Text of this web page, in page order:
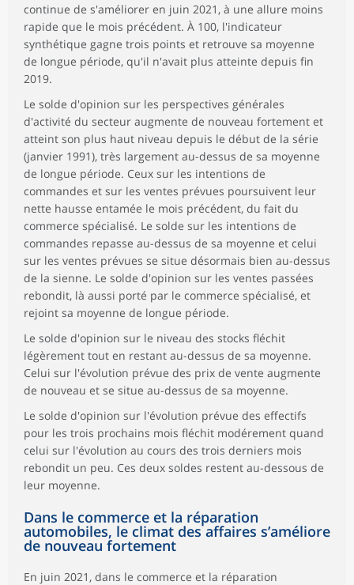
continue de s'améliorer en juin 2021, à une allure moins
rapide que le mois précédent. À 100, l'indicateur
synthétique gagne trois points et retrouve sa moyenne
de longue période, qu'il n'avait plus atteinte depuis fin
2019.
Le solde d'opinion sur les perspectives générales
d'activité du secteur augmente de nouveau fortement et
atteint son plus haut niveau depuis le début de la série
(janvier 1991), très largement au-dessus de sa moyenne
de longue période. Ceux sur les intentions de
commandes et sur les ventes prévues poursuivent leur
nette hausse entamée le mois précédent, du fait du
commerce spécialisé. Le solde sur les intentions de
commandes repasse au-dessus de sa moyenne et celui
sur les ventes prévues se situe désormais bien au-dessus
de la sienne. Le solde d'opinion sur les ventes passées
rebondit, là aussi porté par le commerce spécialisé, et
rejoint sa moyenne de longue période.
Le solde d'opinion sur le niveau des stocks fléchit
légèrement tout en restant au-dessus de sa moyenne.
Celui sur l'évolution prévue des prix de vente augmente
de nouveau et se situe au-dessus de sa moyenne.
Le solde d'opinion sur l'évolution prévue des effectifs
pour les trois prochains mois fléchit modérement quand
celui sur l'évolution au cours des trois derniers mois
rebondit un peu. Ces deux soldes restent au-dessous de
leur moyenne.
Dans le commerce et la réparation
automobiles, le climat des affaires s’améliore
de nouveau fortement
En juin 2021, dans le commerce et la réparation